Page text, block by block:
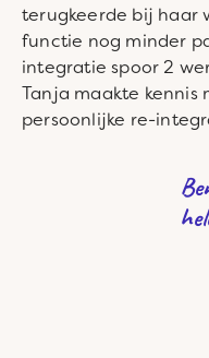
terugkeerde bij haar
functie nog minder
integratie spoor 2
Tanja maakte kennis
persoonlijke re-